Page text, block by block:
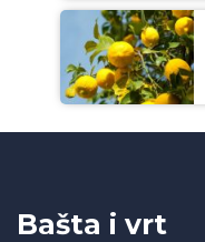
Bašta i vrt